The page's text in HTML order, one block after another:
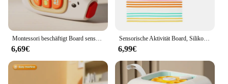
6,69€
Sensorische Aktivität Board, Silikon beruhigen Spielzeug, Stress, leise, Achtsamkeit für Kinder 3 Angst Linderung, sensorische Board Baby Geschenke
6,99€